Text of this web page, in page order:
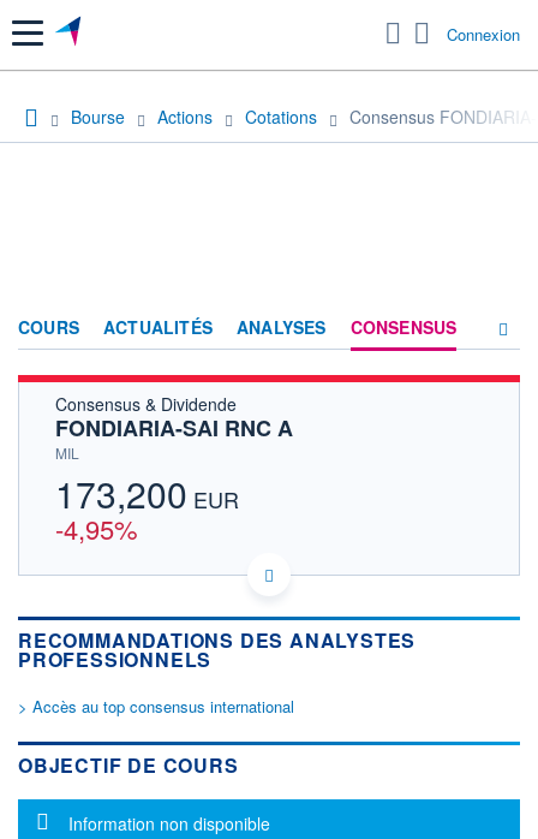
Menu Connexion
Bourse Actions Cotations Consensus
COURS ACTUALITÉS ANALYSES CONSENSUS
Consensus & Dividende
FONDIARIA-SAI RNC A
MIL
173,200 EUR
-4,95%
IT0004827454 FSAR
Politique d'exécution
Cotation sur les autres places
0,000 182,226
+ HAUT
0,000
+ BAS
VOLUME
0
CAPITAL ÉCHANGÉ
RECOMMANDATIONS DES ANALYSTES
PROFESSIONNELS
> Accès au top consensus international
OBJECTIF DE COURS
Message d'information
Information non disponible